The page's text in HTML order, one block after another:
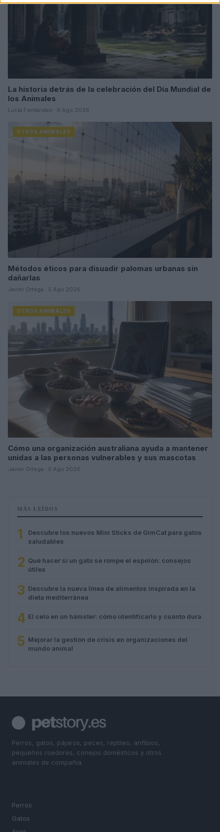
La historia detrás de la celebración del Día Mundial de
los Animales
Lucía Fernández · 9 Ago 2026
OTROS ANIMALES
Métodos éticos para disuadir palomas urbanas sin
dañarlas
Javier Ortega · 5 Ago 2026
OTROS ANIMALES
Cómo una organización australiana ayuda a mantener
unidas a las personas vulnerables y sus mascotas
Javier Ortega · 5 Ago 2026
MÁS LEÍDOS
1
Descubre los nuevos Mini Sticks de GimCat para gatos
saludables
2 Qué hacer si un gato se rompe el espolón: consejos
útiles
3 Descubre la nueva línea de alimentos inspirada en la
dieta mediterránea
4 El celo en un hámster: cómo identificarlo y cuánto dura
5 Mejorar la gestión de crisis en organizaciones del
mundo animal
Perros, gatos, pájaros, peces, reptiles, anfibios,
pequeños roedores, conejos domésticos y otros
animales de compañía.
Perros
Gatos